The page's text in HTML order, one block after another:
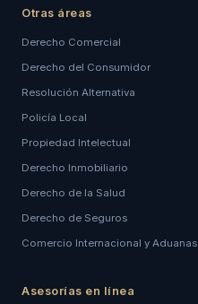
Otras áreas
Derecho Comercial
Derecho del Consumidor
Resolución Alternativa
Policía Local
Propiedad Intelectual
Derecho Inmobiliario
Derecho de la Salud
Derecho de Seguros
Comercio Internacional y Aduanas
Asesorías en línea